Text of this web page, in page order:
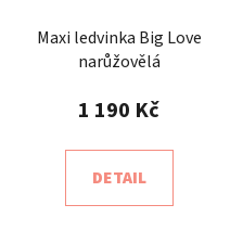
Maxi ledvinka Big Love
narůžovělá
1 190 Kč
DETAIL